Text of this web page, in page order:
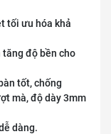
tối ưu hóa khả
độ bền cho
tốt, chống
mà, độ dày 3mm
dàng.